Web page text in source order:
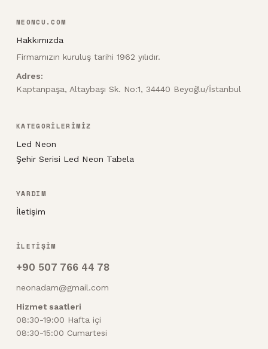
NEONCU.COM
Hakkımızda
Firmamızın kuruluş tarihi 1962 yılıdır.
Adres:
Kaptanpaşa, Altaybaşı Sk. No:1, 34440 Beyoğlu/İstanbul
KATEGORİLERİMİZ
Led Neon
Şehir Serisi Led Neon Tabela
YARDIM
İletişim
İLETİŞİM
+90 507 766 44 78
neonadam@gmail.com
Hizmet saatleri
08:30-19:00 Hafta içi
08:30-15:00 Cumartesi